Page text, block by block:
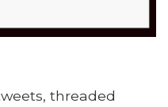
threaded